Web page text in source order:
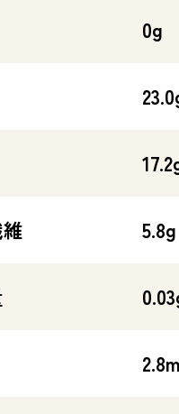
0g
5.8g